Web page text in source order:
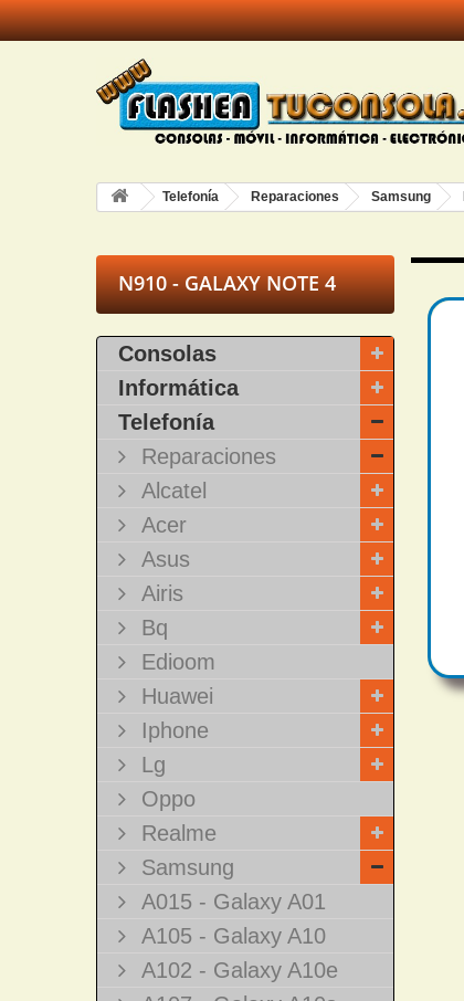
Telefonía Reparaciones Samsung
N910 - GALAXY NOTE 4
Consolas
Informática
Telefonía
Reparaciones
Alcatel
Acer
Asus
Airis
Bq
Edioom
Huawei
Iphone
Lg
Oppo
Realme
Samsung
A015 - Galaxy A01
A105 - Galaxy A10
A102 - Galaxy A10e